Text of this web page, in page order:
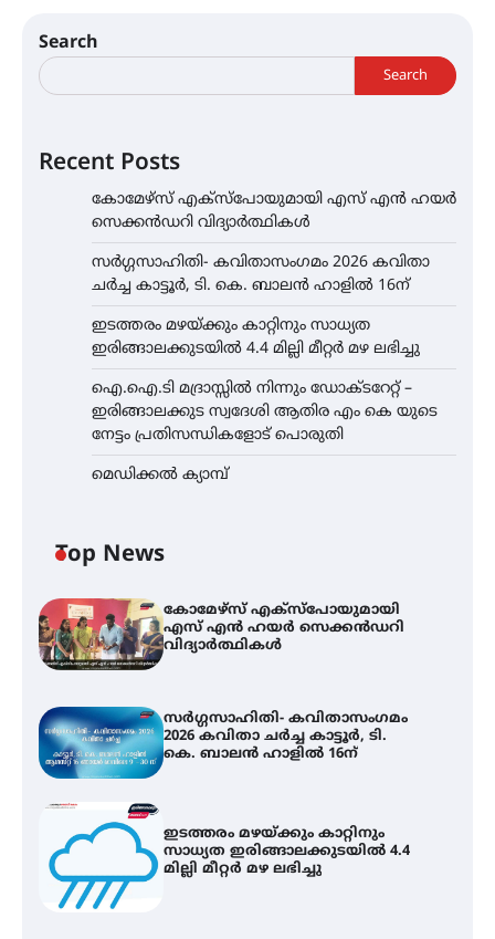
Search
Search
Recent Posts
കോമേഴ്സ് എക്സ്പോയുമായി എസ് എൻ ഹയർ
സെക്കൻഡറി വിദ്യാർത്ഥികൾ
സർഗ്ഗസാഹിതി- കവിതാസംഗമം 2026 കവിതാ
ചർച്ച കാട്ടൂർ, ടി. കെ. ബാലൻ ഹാളിൽ 16ന്
ഇടത്തരം മഴയ്ക്കും കാറ്റിനും സാധ്യത
ഇരിങ്ങാലക്കുടയിൽ 4.4 മില്ലി മീറ്റർ മഴ ലഭിച്ചു
ഐ.ഐ.ടി മദ്രാസ്സിൽ നിന്നും ഡോക്ടറേറ്റ് –
ഇരിങ്ങാലക്കുട സ്വദേശി ആതിര എം കെ യുടെ
നേട്ടം പ്രതിസന്ധികളോട് പൊരുതി
മെഡിക്കൽ ക്യാമ്പ്
Top News
കോമേഴ്സ് എക്സ്പോയുമായി
എസ് എൻ ഹയർ സെക്കൻഡറി
വിദ്യാർത്ഥികൾ
സർഗ്ഗസാഹിതി- കവിതാസംഗമം
2026 കവിതാ ചർച്ച കാട്ടൂർ, ടി.
കെ. ബാലൻ ഹാളിൽ 16ന്
ഇടത്തരം മഴയ്ക്കും കാറ്റിനും
സാധ്യത ഇരിങ്ങാലക്കുടയിൽ 4.4
മില്ലി മീറ്റർ മഴ ലഭിച്ചു